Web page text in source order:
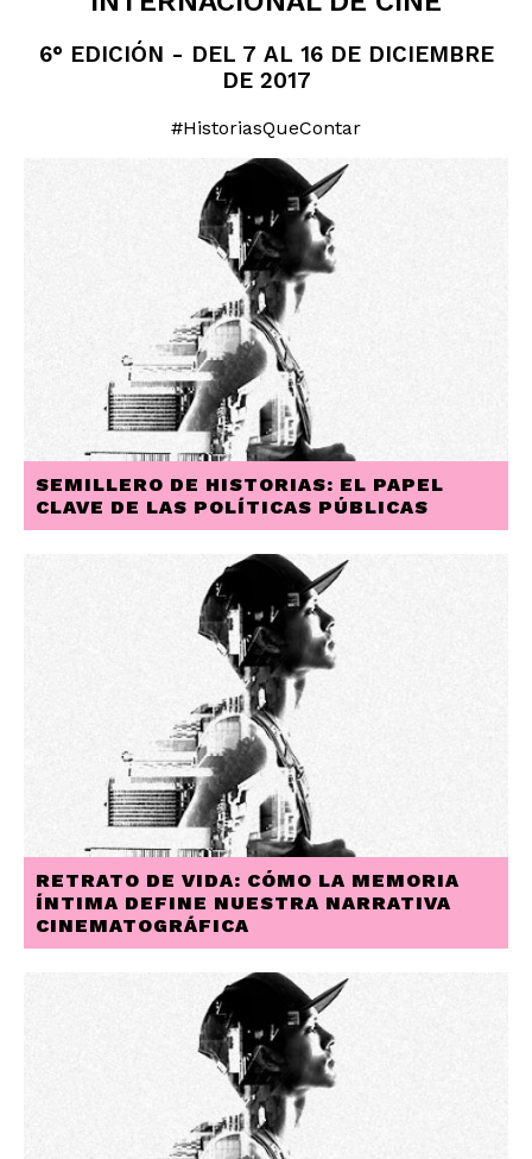
6° EDICIÓN - DEL 7 AL 16 DE DICIEMBRE
DE 2017
#HistoriasQueContar
SEMILLERO DE HISTORIAS: EL PAPEL
CLAVE DE LAS POLÍTICAS PÚBLICAS
RETRATO DE VIDA: CÓMO LA MEMORIA
ÍNTIMA DEFINE NUESTRA NARRATIVA
CINEMATOGRÁFICA